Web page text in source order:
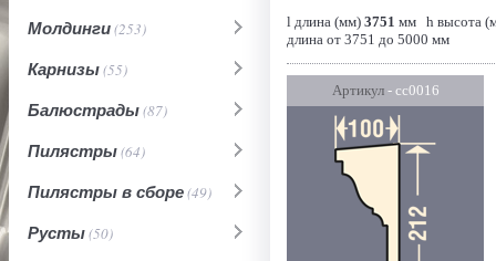
Молдинги(253)
Карнизы(55)
Балюстрады(87)
Пилястры(64)
Пилястры в сборе(49)
Русты(50)
l длина (мм) 3751 мм h высота
длина от 3751 до 5000 мм
Артикул- сс0016